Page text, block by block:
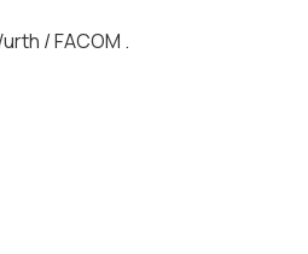
/ FACOM .